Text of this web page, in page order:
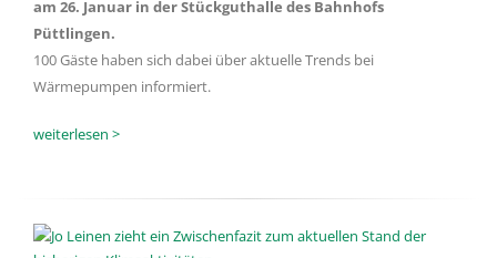
am 26. Januar in der Stückguthalle des Bahnhofs
Püttlingen.
100 Gäste haben sich dabei über aktuelle Trends bei
Wärmepumpen informiert.
weiterlesen >